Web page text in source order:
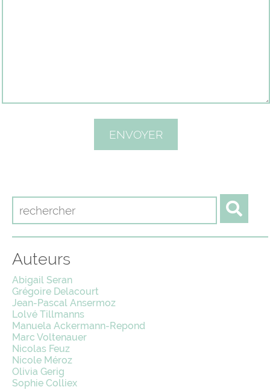
Auteurs
Abigail Seran
Grégoire Delacourt
Jean-Pascal Ansermoz
Lolvé Tillmanns
Manuela Ackermann-Repond
Marc Voltenauer
Nicolas Feuz
Nicole Méroz
Olivia Gerig
Sophie Colliex